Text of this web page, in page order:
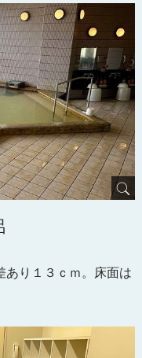
あり１３ｃｍ。床面は